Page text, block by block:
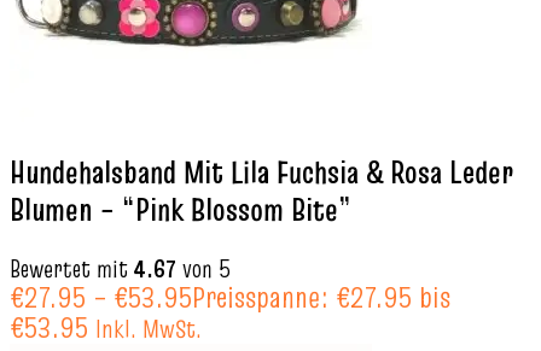
Hundehalsband Mit Lila Fuchsia & Rosa Leder
Blumen – “Pink Blossom Bite”
Bewertet mit4.67 von 5
€27.95 – €53.95Preisspanne: €27.95 bis
€53.95 Inkl. MwSt.